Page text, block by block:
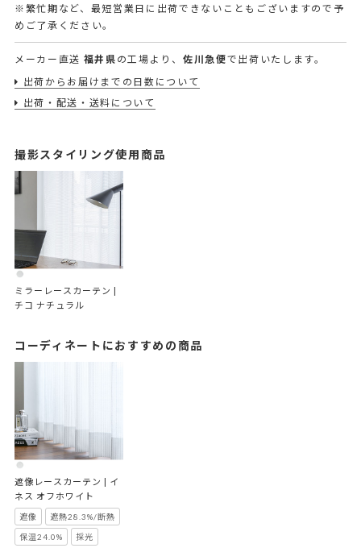
※繁忙期など、最短営業日に出荷できないこともございますので予
めご了承ください。
メーカー直送 福井県 の工場より、 佐川急便で出荷いたします。
出荷からお届けまでの日数について
出荷・配送・送料について
撮影スタイリング使用商品
ミラーレースカーテン |
チコ ナチュラル
コーディネートにおすすめの商品
遮像レースカーテン | イ
ネス オフホワイト
遮像 遮熱28.3%/断熱
保温24.0% 採光